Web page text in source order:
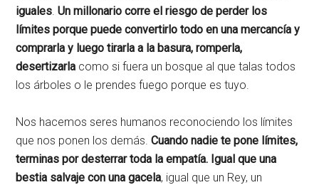
iguales .Un millonario corre el riesgo de perder los
límites porque puede convertirlo todo en una mercancía y
comprarla y luego tirarla a la basura, romperla,
desertizarla como si fuera un bosque al que talas todos
los árboles o le prendes fuego porque es tuyo.
Nos hacemos seres humanos reconociendo los límites
que nos ponen los demás.Cuando nadie te pone límites,
terminas por desterrar toda la empatía. Igual que una
bestia salvaje con una gacela, igual que un Rey, un